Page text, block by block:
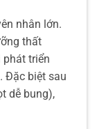
nhân lớn.
thất
phát triển
Đặc biệt sau
dễ bung),